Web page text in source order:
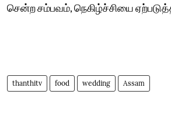
சென்ற சம்பவம், நெகிழ்ச்சியை
thanthitv food wedding Assam